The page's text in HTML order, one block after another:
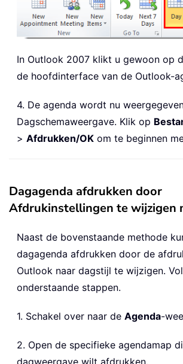
In Outlook 2007 klikt u gewoon op
de hoofdinterface van de Outlook-
4. De agenda wordt nu
Dagschemaweergave. Klik op
> Afdrukken/OK om te beginnen
Dagagenda afdrukken door
Afdrukinstellingen te wijzigen
Naast de bovenstaande methode
dagagenda afdrukken door de
Outlook naar dagstijl te wijzigen.
onderstaande stappen.
1. Schakel over naar de Agenda-
2. Open de specifieke agendamap